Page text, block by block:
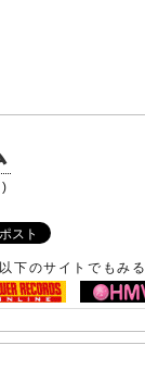
下のサイトでもみる